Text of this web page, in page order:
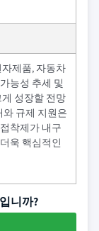
제품, 자동차
능성 추세 및
성장할 전망
와 규제 지원은
착제가 내구
욱 핵심적인
니까?